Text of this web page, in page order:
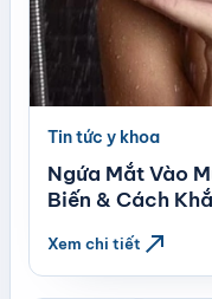
Tin tức y khoa
Ngứa Mắt Vào
Biến & Cách
Xem chi tiết north_east